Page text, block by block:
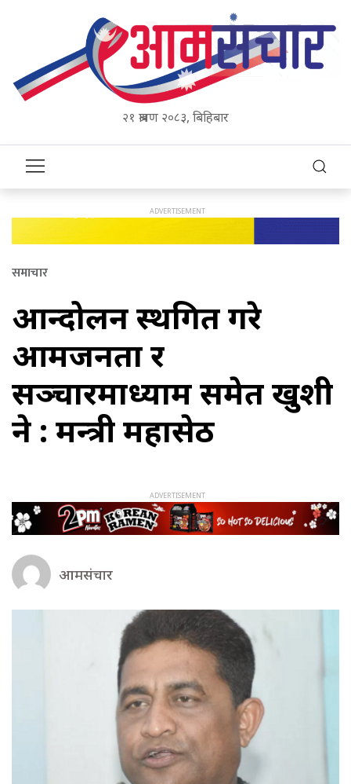
२१ श्रावण २०८३, बिहिबार
समाचार
आन्दोलन स्थगित गरे
आमजनता र
सञ्चारमाध्याम समेत खुशी
हुने : मन्त्री महासेठ
आमसंचार